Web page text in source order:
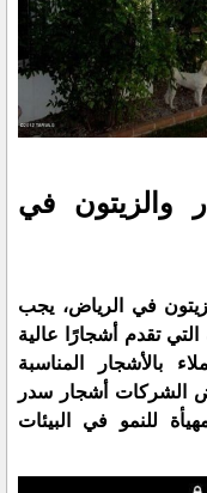
والزيتون في
في الرياض، يجب
تقدم أشجارًا عالية
بالأشجار المناسبة
الشركات أشجار سدر
للنمو في البيئات